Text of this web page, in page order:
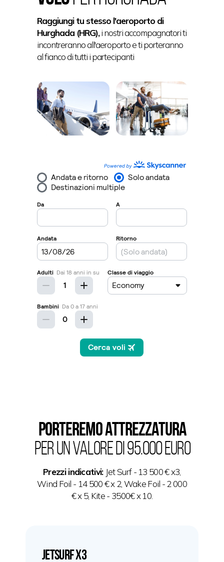
Raggiungi tu stesso l'aeroporto di
Hurghada (HRG),i nostri accompagnatori ti
incontreranno all'aeroporto e ti porteranno
al fianco di tutti i partecipanti
porteremo ATTREZZATURA
Per un valore di 95.000 euro
JetSurf х3
Prezzi indicativi: Jet Surf - 13 500 € x3,
Wind Foil - 14 500 € x 2, Wake Foil - 2 000
€ х 5, Kite - 3500€ x 10.